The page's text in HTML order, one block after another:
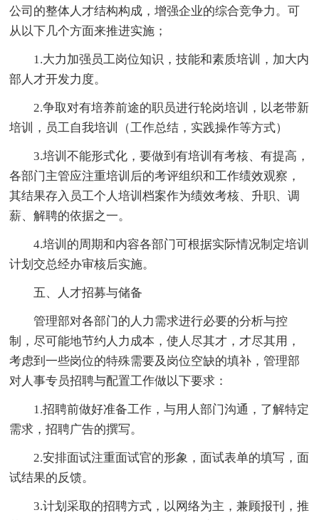
公司的整体人才结构构成，增强企业的综合竞争力。可
从以下几个方面来推进实施；
1.大力加强员工岗位知识，技能和素质培训，加大内
部人才开发力度。
2.争取对有培养前途的职员进行轮岗培训，以老带新
培训，员工自我培训（工作总结，实践操作等方式）
3.培训不能形式化，要做到有培训有考核、有提高，
各部门主管应注重培训后的考评组织和工作绩效观察，
其结果存入员工个人培训档案作为绩效考核、升职、调
薪、解聘的依据之一。
4.培训的周期和内容各部门可根据实际情况制定培训
计划交总经办审核后实施。
五、人才招募与储备
管理部对各部门的人力需求进行必要的分析与控
制，尽可能地节约人力成本，使人尽其才，才尽其用，
考虑到一些岗位的特殊需要及岗位空缺的填补，管理部
对人事专员招聘与配置工作做以下要求：
1.招聘前做好准备工作，与用人部门沟通，了解特定
需求，招聘广告的撰写。
2.安排面试注重面试官的形象，面试表单的填写，面
试结果的反馈。
3.计划采取的招聘方式，以网络为主，兼顾报刊，推